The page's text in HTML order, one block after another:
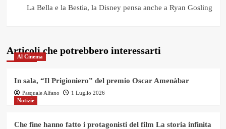
La Bella e la Bestia, la Disney pensa anche a Ryan Gosling
Articoli che potrebbero interessarti
Al Cinema
In sala, “Il Prigioniero” del premio Oscar Amenàbar
Pasquale Alfano
1 Luglio 2026
Notizie
Che fine hanno fatto i protagonisti del film La storia infinita